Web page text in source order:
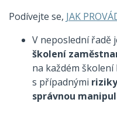
Podívejte se, JAK
V neposlední řadě
školení
na každém
s případnými
správnou